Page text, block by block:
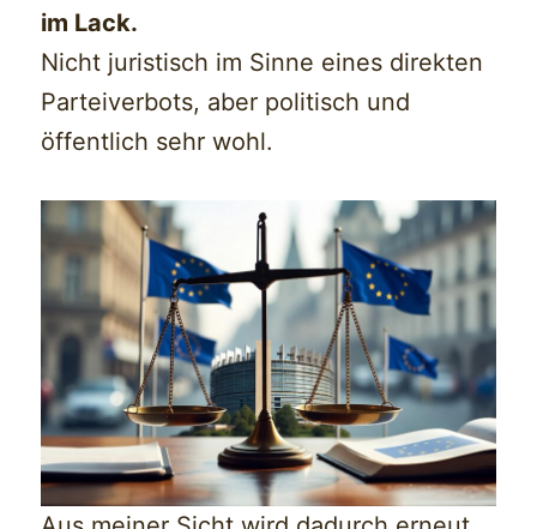
im Lack.
Nicht juristisch im Sinne eines direkten
Parteiverbots, aber politisch und
öffentlich sehr wohl.